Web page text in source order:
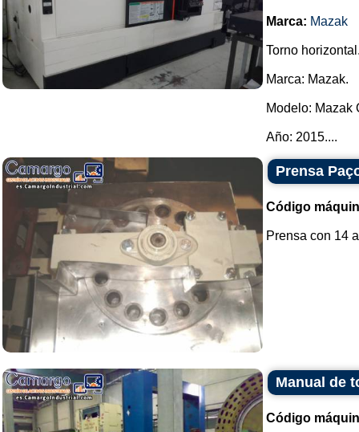
Marca: Mazak
Torno
Marca: Mazak.
Modelo: Mazak
Año: 2015....
Prensa
Código
Prensa con 14
Manual de
Código